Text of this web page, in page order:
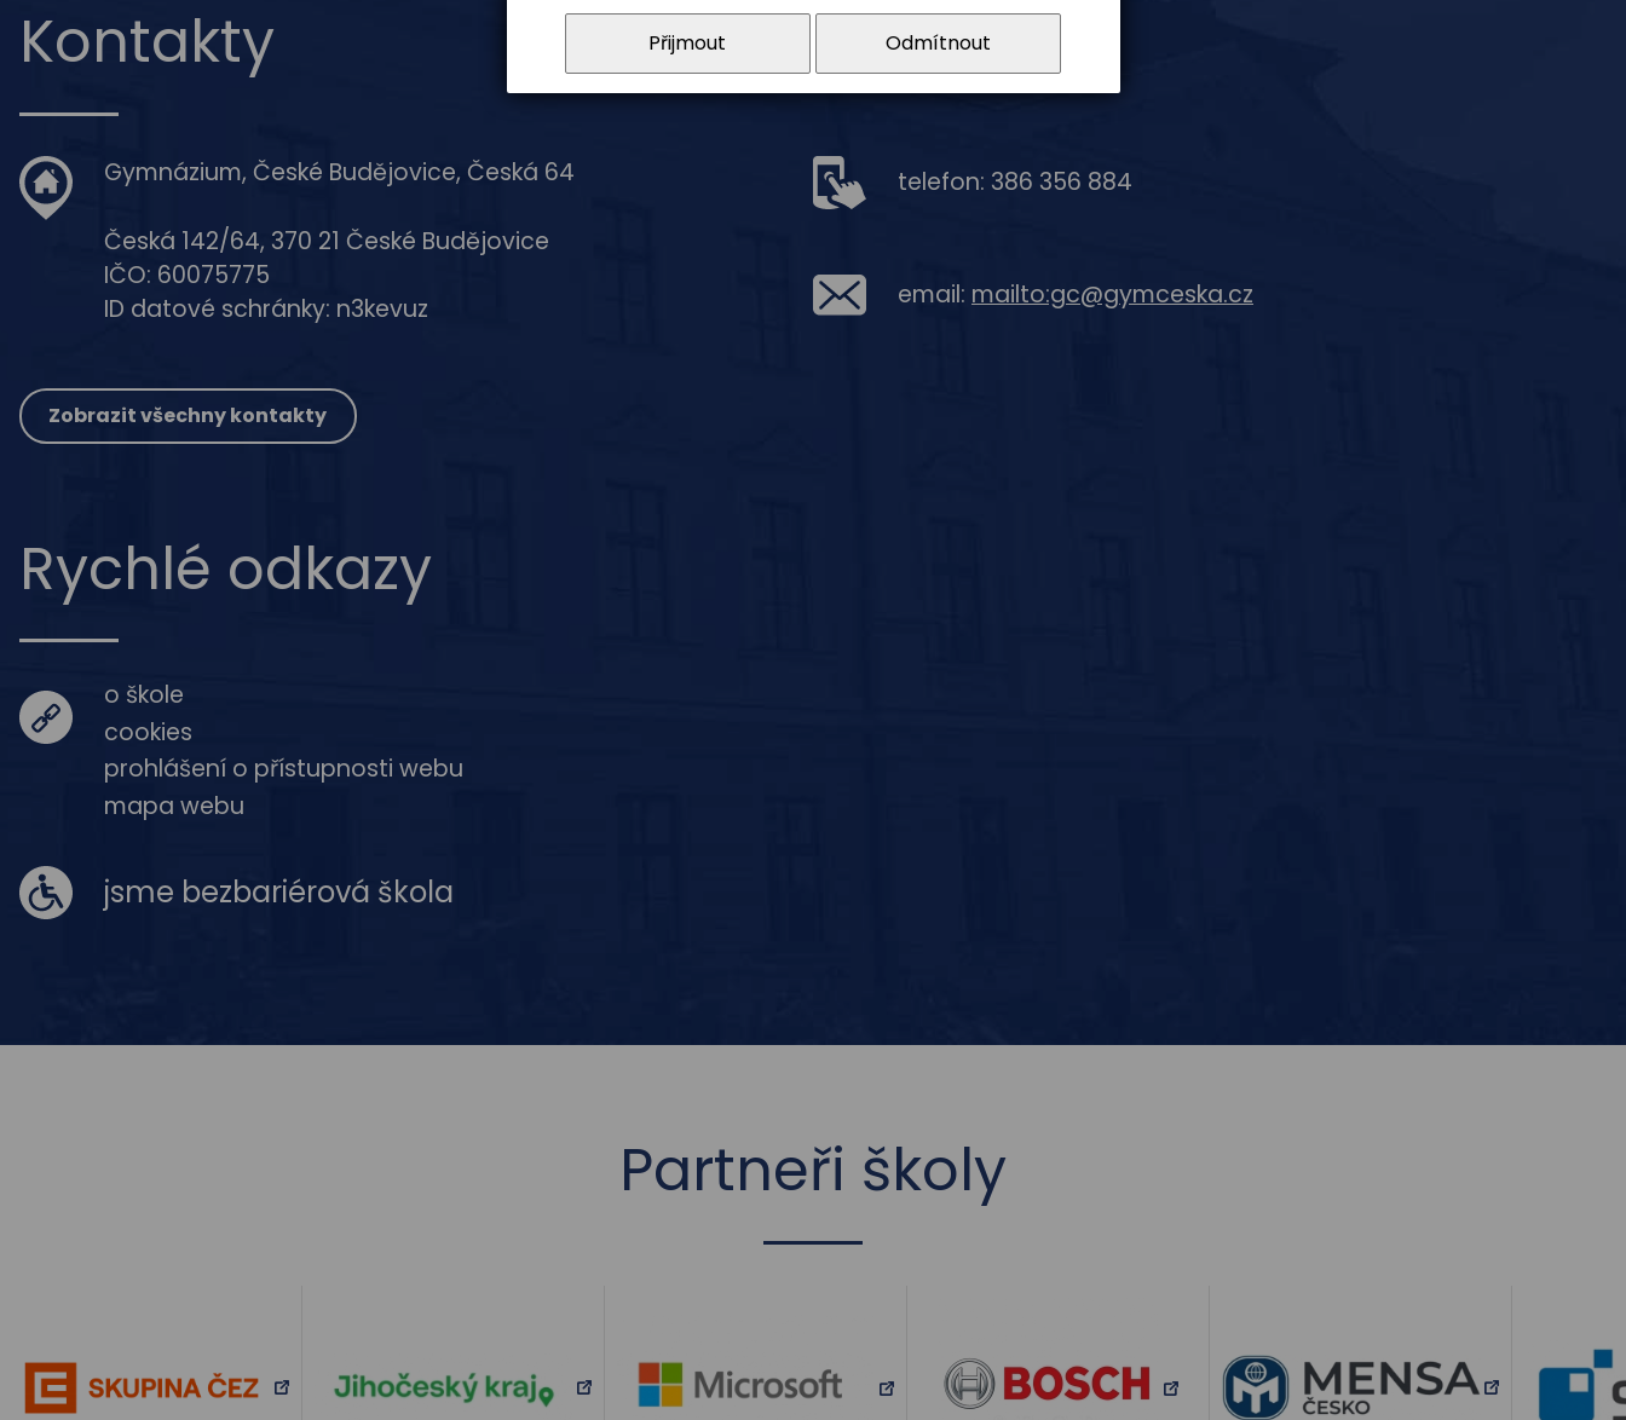
Kontakty
Gymnázium, České Budějovice, Česká 64
Česká 142/64, 370 21 České Budějovice
IČO: 60075775
ID datové schránky: n3kevuz
telefon: 386 356 884
email: mailto:gc@gymceska.cz
Zobrazit všechny kontakty
Rychlé odkazy
o škole
cookies
prohlášení o přístupnosti webu
mapa webu
jsme bezbariérová škola
Partneři školy
Přijmout Odmítnout